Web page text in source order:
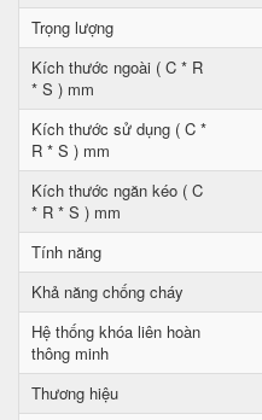
Trọng lượng
Kích thước ngoài ( C * R
* S ) mm
Kích thước sử dụng ( C *
R * S ) mm
Kích thước ngăn kéo ( C
* R * S ) mm
Tính năng
Khả năng chống cháy
Hệ thống khóa liên hoàn
thông minh
Thương hiệu